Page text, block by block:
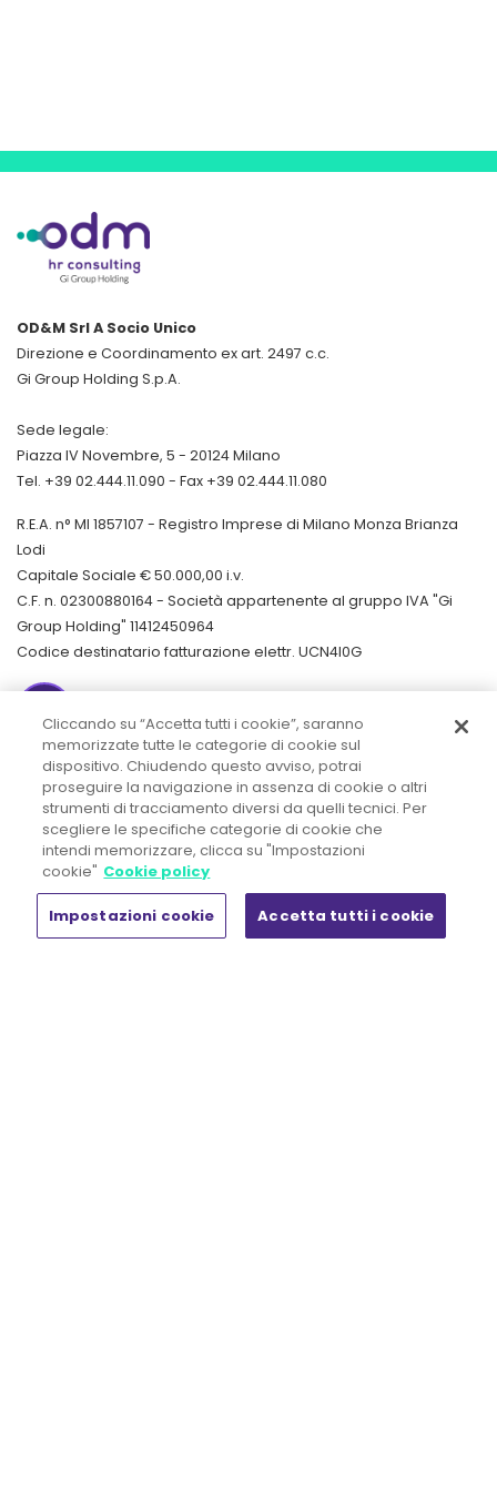
OD&M Srl A Socio Unico
Direzione e Coordinamento ex art. 2497 c.c.
Gi Group Holding S.p.A.
Sede legale:
Piazza IV Novembre, 5 - 20124 Milano
Tel. +39 02.444.11.090 - Fax +39 02.444.11.080
R.E.A. n° MI 1857107 - Registro Imprese di Milano Monza Brianza
Lodi
Capitale Sociale € 50.000,00 i.v.
C.F. n. 02300880164 - Società appartenente al gruppo IVA "Gi
Group Holding" 11412450964
Codice destinatario fatturazione elettr. UCN4I0G
LinkedIn
Politica per la Parità di Genere/
Responsabilità Amministrativa d'Impresa/
Etica aziendale/
Privacy/Cookie Policy/
© 2020 Tutti i diritti riservati
Cliccando su “Accetta tutti i cookie”, saranno
memorizzate tutte le categorie di cookie sul
dispositivo. Chiudendo questo avviso, potrai
proseguire la navigazione in assenza di cookie o altri
strumenti di tracciamento diversi da quelli tecnici. Per
scegliere le specifiche categorie di cookie che
intendi memorizzare, clicca su "Impostazioni
cookie" Cookie policy
Impostazioni cookie Accetta tutti i cookie